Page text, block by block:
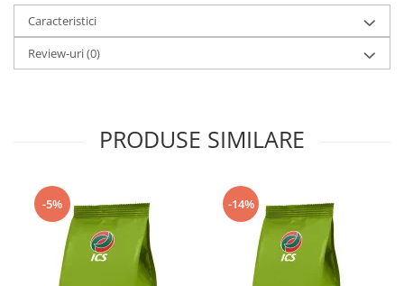
Caracteristici
Review-uri(0)
PRODUSE SIMILARE
-5% -14%